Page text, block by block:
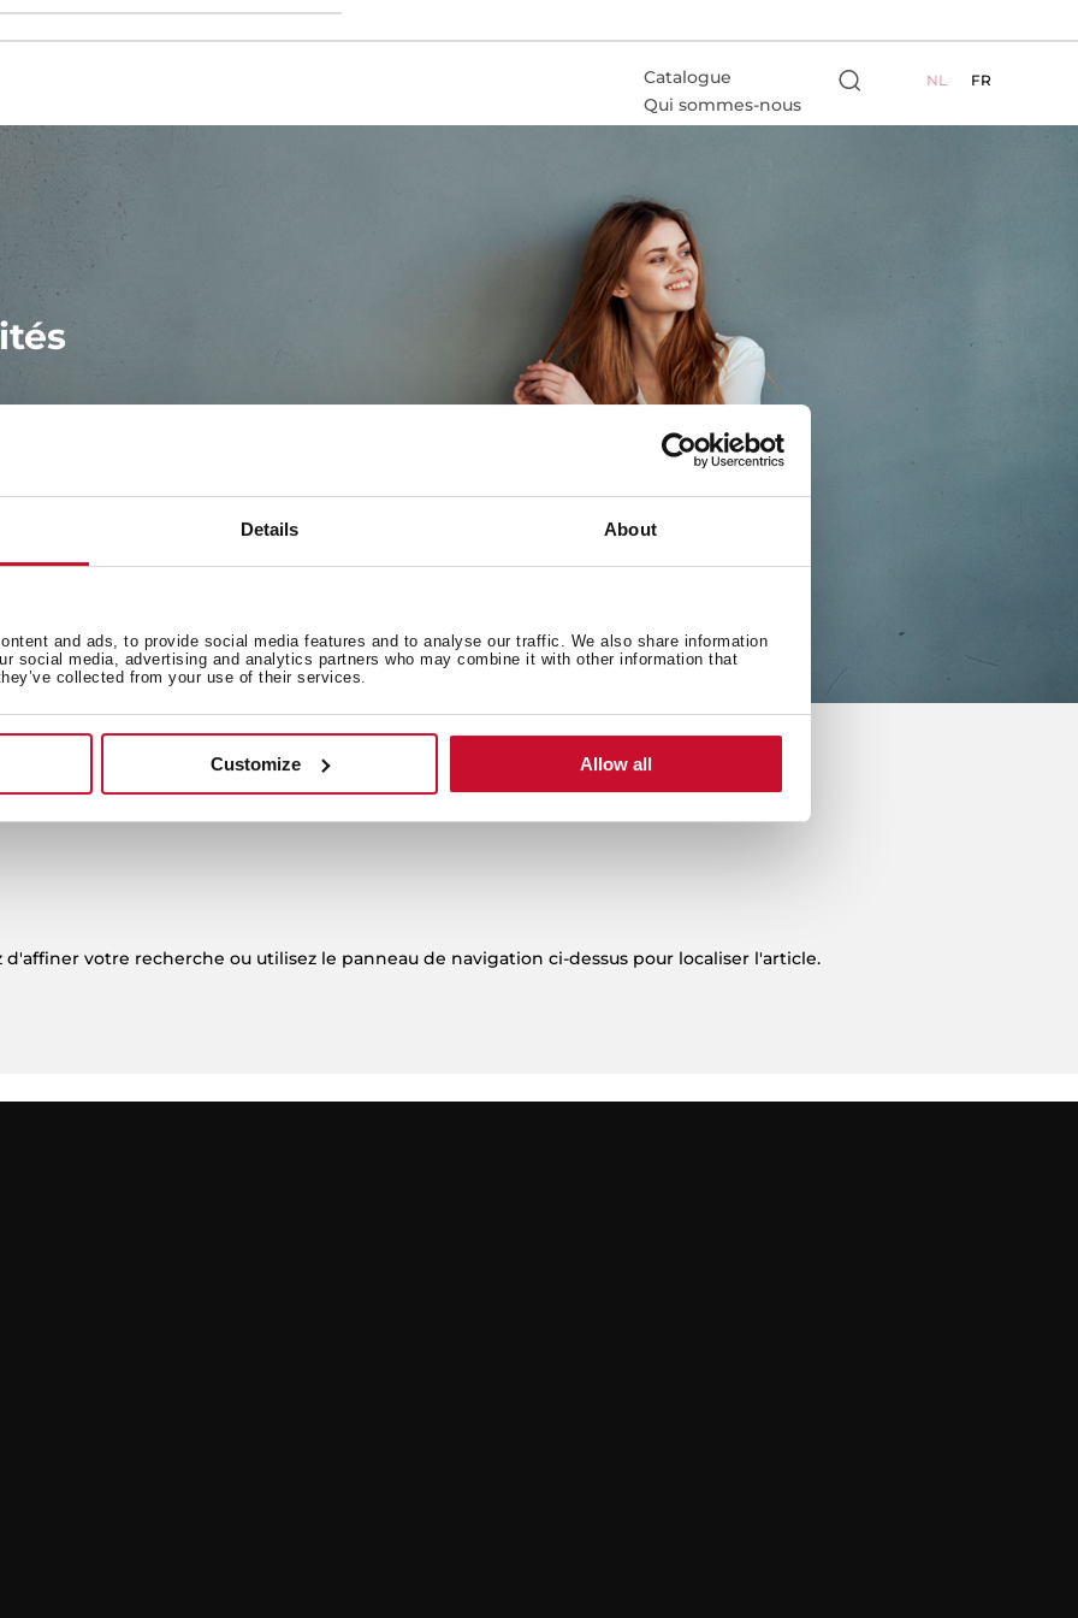
Details About
and ads, to provide social media features and to analyse our traffic. We also share information
social media, advertising and analytics partners who may combine it with other information that
collected from your use of their services.
Customize Allow all
Catalogue
Qui sommes-nous
Contact
NL FR
INNOVATION ÉMOTIONS
d'affiner votre recherche ou utilisez le panneau de navigation ci-dessus pour localiser l'article.